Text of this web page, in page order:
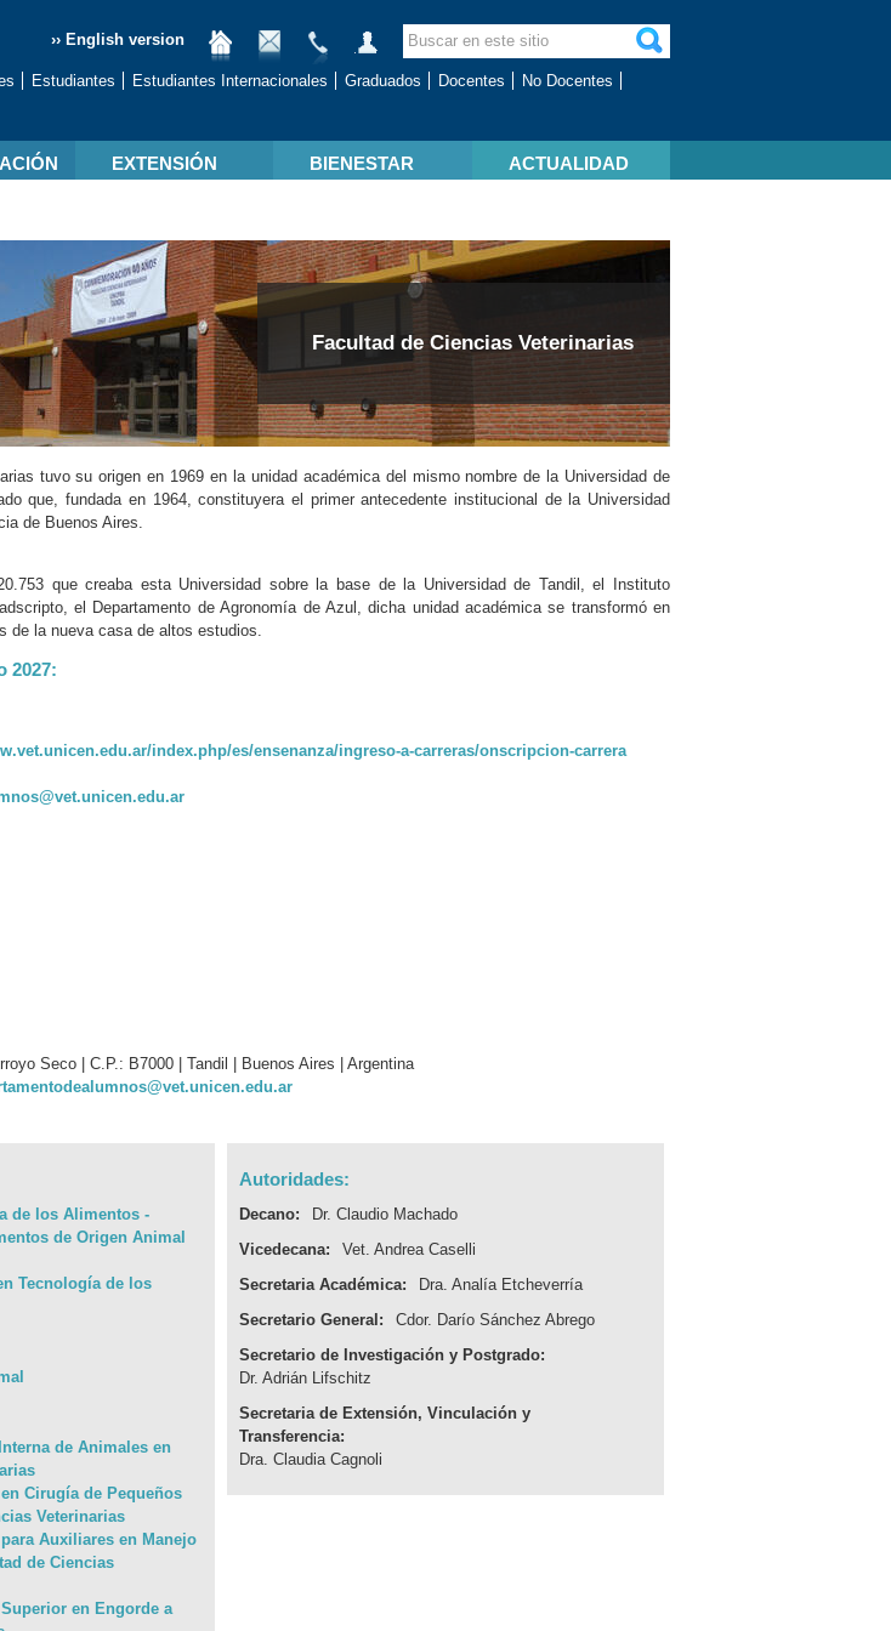
›› English version
Estudiantes Estudiantes Internacionales Graduados Docentes
No Docentes
EXTENSIÓN BIENESTAR ACTUALIDAD
Facultad de Ciencias Veterinarias
tuvo su origen en 1969 en la unidad académica del mismo nombre de la Universidad de
que, fundada en 1964, constituyera el primer antecedente institucional de la Universidad
de Buenos Aires.
que creaba esta Universidad sobre la base de la Universidad de Tandil, el Instituto
el Departamento de Agronomía de Azul, dicha unidad académica se transformó en
de la nueva casa de altos estudios.
2027:
index.php/es/ensenanza/ingreso-a-carreras/onscripcion-carrera
Seco | C.P.: B7000 | Tandil | Buenos Aires | Argentina
de los Alimentos -
de Origen Animal
Tecnología de los
de Animales en
Cirugía de Pequeños
Veterinarias
Auxiliares en Manejo
de Ciencias
en Engorde a
Autoridades:
Decano:
Dr. Claudio Machado
Vicedecana:
Vet. Andrea Caselli
Secretaria Académica:
Dra. Analía Etcheverría
Secretario General:
Cdor. Darío Sánchez Abrego
Secretario de Investigación y Postgrado:
Dr. Adrián Lifschitz
Secretaria de Extensión, Vinculación y
Transferencia:
Dra. Claudia Cagnoli